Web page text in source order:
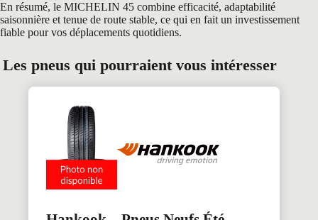
En résumé, le MICHELIN 45 combine efficacité, adaptabilité
saisonnière et tenue de route stable, ce qui en fait un investissement
fiable pour vos déplacements quotidiens.
Les pneus qui pourraient vous intéresser